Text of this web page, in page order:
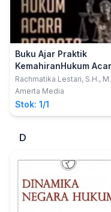
Buku Ajar Praktik
KemahiranHukum
Perdata
Rachmatika Lestari, S.H.,
Amerta Media
Stok: 1/1
D